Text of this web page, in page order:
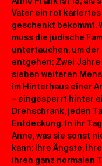
Vater ein rot
geschenkt bekommt.
muss die jüdische
untertauchen, um
entgehen: Zwei
sieben weiteren
im Hinterhaus einer
– eingesperrt hinter
Drehschrank, jeden
Entdeckung. In ihr
Anne, was sie sonst
kann: ihre Ängste,
ihren ganz normalen